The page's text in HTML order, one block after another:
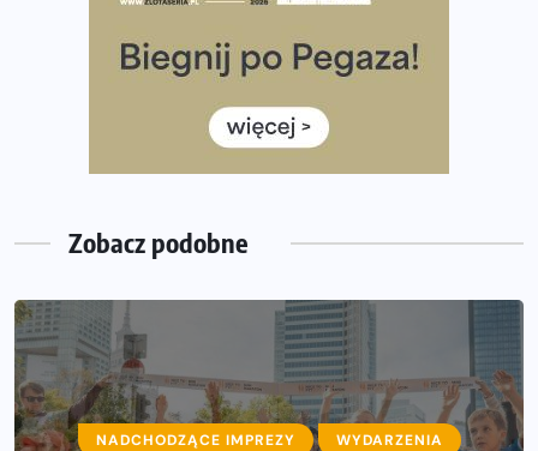
Rozbiegany Olsztyn szykuje się na weekend z
Już w tę sobotę 35. Bieg Powstania Warszawskiego.
Wystartuje rekordowa liczba uczestników
Zobacz podobne
NADCHODZĄCE IMPREZY WYDARZENIA